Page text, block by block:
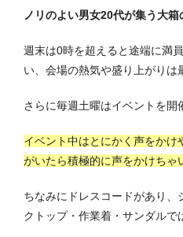
ノリのよい男女20代が集う大箱
週末は0時を超えると途端に満
い、会場の熱気や盛り上がりは
さらに毎週土曜はイベントを開
イベント中はとにかく声をかけ
がいたら積極的に声をかけちゃ
ちなみにドレスコードがあり、
クトップ・作業着・サンダルで